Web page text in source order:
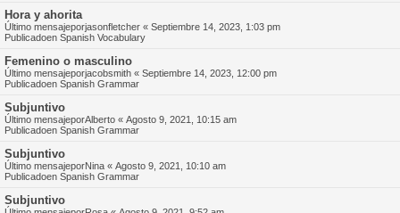
Hora y ahorita
Último mensajeporjasonfletcher « Septiembre 14, 2023, 1:03 pm
Publicadoen Spanish Vocabulary
Femenino o masculino
Último mensajeporjacobsmith « Septiembre 14, 2023, 12:00 pm
Publicadoen Spanish Grammar
Subjuntivo
Último mensajeporAlberto « Agosto 9, 2021, 10:15 am
Publicadoen Spanish Grammar
Subjuntivo
Último mensajeporNina « Agosto 9, 2021, 10:10 am
Publicadoen Spanish Grammar
Subjuntivo